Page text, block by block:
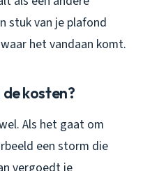
stuk van je plafond
het vandaan komt.
kosten?
Als het gaat om
een storm die